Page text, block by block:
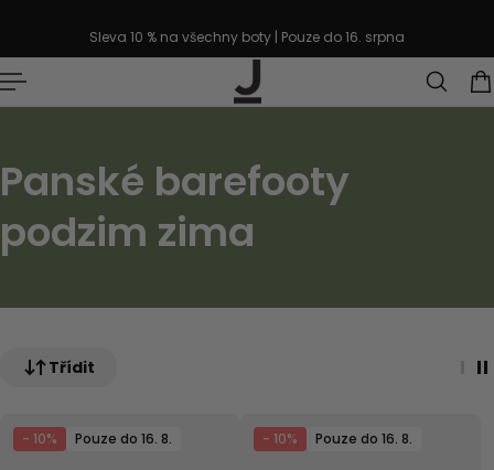
Sleva 10 % na všechny boty | Pouze do 16. srpna
Panské barefooty
podzim zima
Třídit
- 10% Pouze do 16. 8. - 10% Pouze do 16. 8.